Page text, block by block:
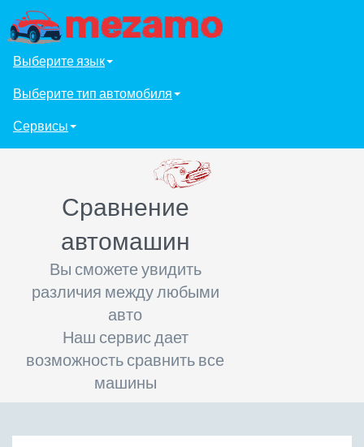
Выберите язык
Выберите тип автомобиля
Сервисы
Сравнение
автомашин
Вы сможете увидить
различия между любыми
авто
Наш сервис дает
возможность сравнить все
машины